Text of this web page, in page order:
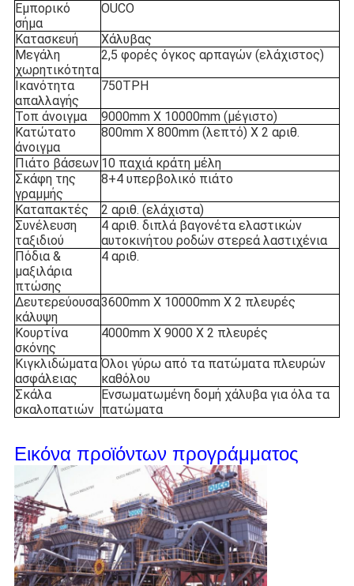
Εμπορικό
σήμα
OUCO
Κατασκευή
Χάλυβας
Μεγάλη
χωρητικότητα
2,5 φορές όγκος αρπαγών (ελάχιστος)
Ικανότητα
απαλλαγής
750TPH
Τοπ άνοιγμα
9000mm X 10000mm (μέγιστο)
Κατώτατο
άνοιγμα
800mm X 800mm (λεπτό) Χ 2 αριθ.
Πιάτο βάσεων 10 παχιά κράτη μέλη
Σκάφη της
γραμμής
8+4 υπερβολικό πιάτο
Καταπακτές
2 αριθ. (ελάχιστα)
Συνέλευση
ταξιδιού
4 αριθ. διπλά βαγονέτα ελαστικών
αυτοκινήτου ροδών στερεά λαστιχένια
Πόδια &
μαξιλάρια
πτώσης
4 αριθ.
Δευτερεύουσα
κάλυψη
3600mm X 10000mm X 2 πλευρές
Κουρτίνα
σκόνης
4000mm X 9000 X 2 πλευρές
Κιγκλιδώματα
ασφάλειας
Όλοι γύρω από τα πατώματα πλευρών
καθόλου
Σκάλα
σκαλοπατιών
Ενσωματωμένη δομή χάλυβα για όλα τα
πατώματα
Εικόνα προϊόντων προγράμματος